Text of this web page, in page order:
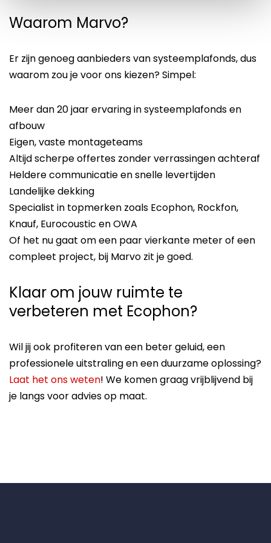
Waarom Marvo?
Er zijn genoeg aanbieders van systeemplafonds, dus
waarom zou je voor ons kiezen? Simpel:
Meer dan 20 jaar ervaring in systeemplafonds en
afbouw
Eigen, vaste montageteams
Altijd scherpe offertes zonder verrassingen achteraf
Heldere communicatie en snelle levertijden
Landelijke dekking
Specialist in topmerken zoals Ecophon, Rockfon,
Knauf, Eurocoustic en OWA
Of het nu gaat om een paar vierkante meter of een
compleet project, bij Marvo zit je goed.
Klaar om jouw ruimte te
verbeteren met Ecophon?
Wil jij ook profiteren van een beter geluid, een
professionele uitstraling en een duurzame oplossing?
Laat het ons weten! We komen graag vrijblijvend bij
je langs voor advies op maat.